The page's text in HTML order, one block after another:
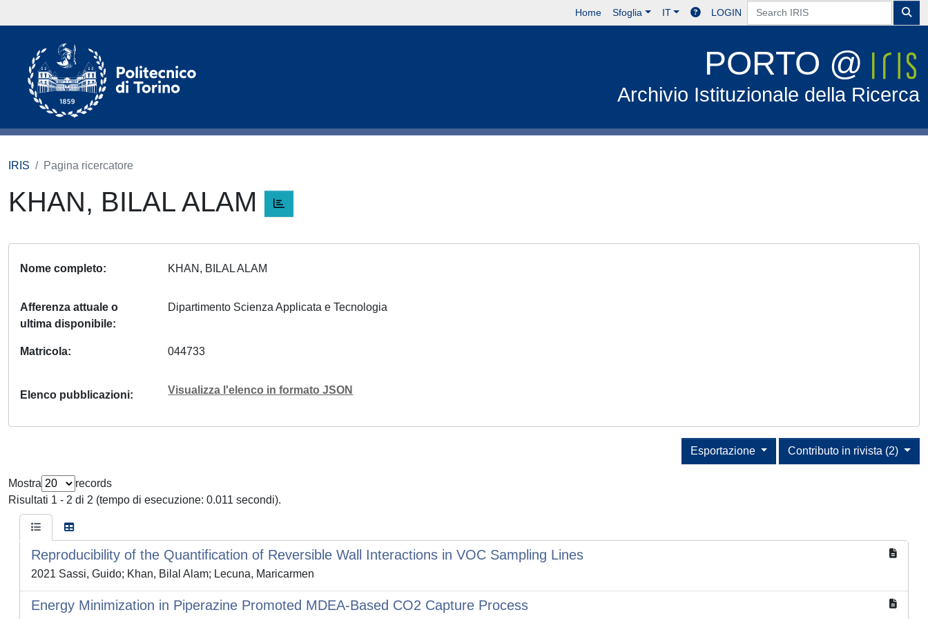
Home Sfoglia IT LOGIN
PORTO @
Archivio Istituzionale della Ricerca
IRIS Pagina ricercatore
KHAN, BILAL ALAM
Nome completo KHAN, BILAL ALAM
Afferenza attuale o
ultima disponibile
Dipartimento Scienza Applicata e Tecnologia
Matricola 044733
Elenco pubblicazioni Visualizza l'elenco in formato JSON
Contributo in rivista (2)
Esportazione
Mostra
records
Risultati 1 - 2 di 2 (tempo di esecuzione: 0.011 secondi).
Reproducibility of the Quantification of Reversible Wall Interactions in VOC Sampling Lines
2021 Sassi, Guido; Khan, Bilal Alam; Lecuna, Maricarmen
Energy Minimization in Piperazine Promoted MDEA-Based CO2 Capture Process